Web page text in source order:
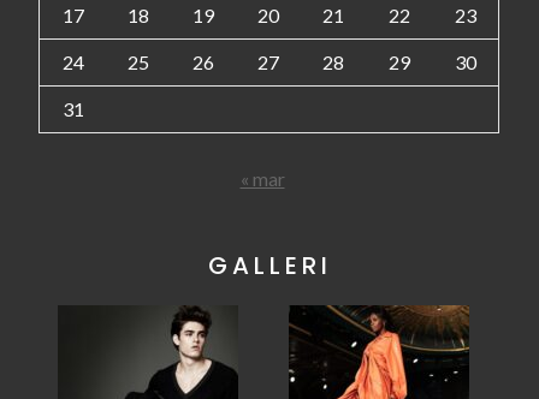
17 18 19 20 21 22 23
24 25 26 27 28 29 30
31
« mar
GALLERI